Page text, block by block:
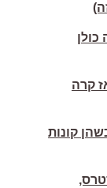
כולן
קרה
קונות